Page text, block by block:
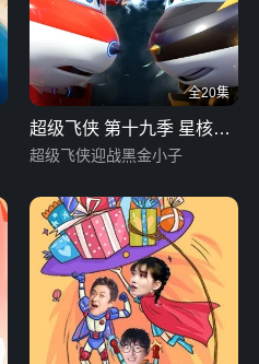
全20集
超级飞侠 第十九季 星核危
机（上）
超级飞侠迎战黑金小子